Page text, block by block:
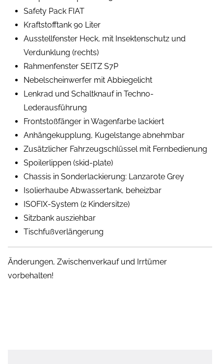
Safety Pack FIAT
Kraftstofftank 90 Liter
Ausstellfenster Heck, mit Insektenschutz und
Verdunklung (rechts)
Rahmenfenster SEITZ S7P
Nebelscheinwerfer mit Abbiegelicht
Lenkrad und Schaltknauf in Techno-
Lederausführung
Frontstoßfänger in Wagenfarbe lackiert
Anhängekupplung, Kugelstange abnehmbar
Zusätzlicher Fahrzeugschlüssel mit Fernbedienung
Spoilerlippen (skid-plate)
Chassis in Sonderlackierung: Lanzarote Grey
Isolierhaube Abwassertank, beheizbar
ISOFIX-System (2 Kindersitze)
Sitzbank ausziehbar
Tischfußverlängerung
Änderungen, Zwischenverkauf und Irrtümer
vorbehalten!